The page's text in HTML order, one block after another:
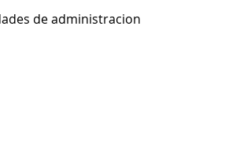
de administracion